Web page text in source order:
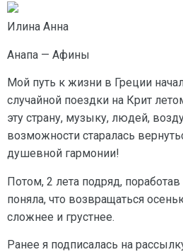
Илина Анна
Анапа — Афины
Мой путь к жизни в Греции
случайной поездки на Крит
эту страну, музыку, людей,
возможности старалась
душевной гармонии!
Потом, 2 лета подряд,
поняла, что возвращаться
сложнее и грустнее.
Ранее я подписалась на